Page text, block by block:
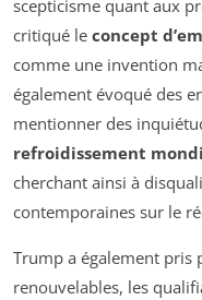
scepticisme quant aux
critiqué le concept
comme une invention
également évoqué des
mentionner des
refroidissement
cherchant ainsi à
contemporaines sur le
Trump a également pris
renouvelables, les